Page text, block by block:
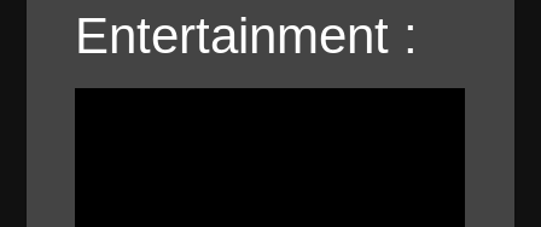
Entertainment :